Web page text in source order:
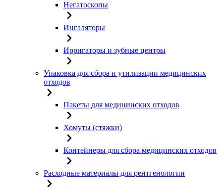
Негатоскопы
Ингаляторы
Ирригаторы и зубные центры
Упаковка для сбора и утилизации медицинских
отходов
Пакеты для медицинских отходов
Хомуты (стяжки)
Контейнеры для сбора медицинских отходов
Расходные материалы для рентгенологии